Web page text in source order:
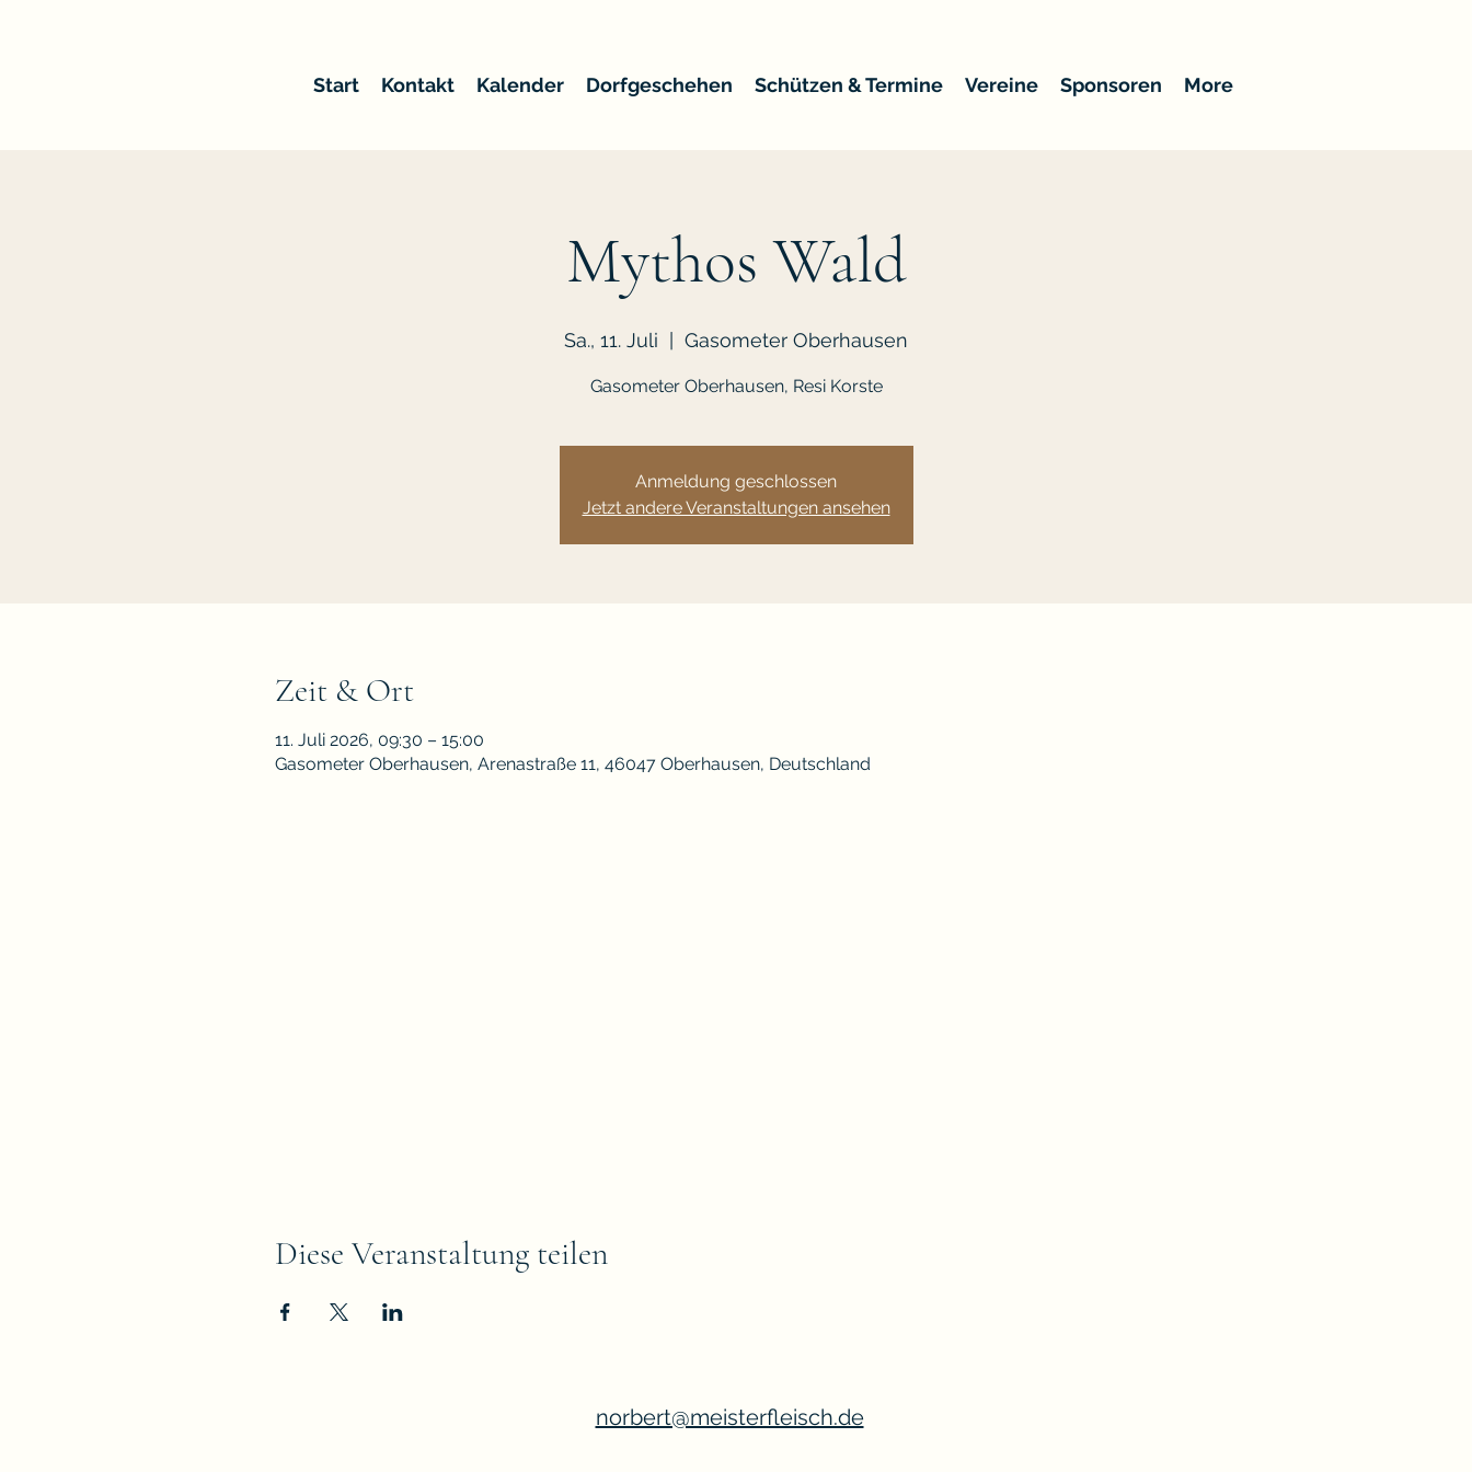
Start Kontakt Kalender Dorfgeschehen Schützen & Termine Vereine Sponsoren More
Mythos Wald
Sa., 11. Juli Gasometer Oberhausen
Gasometer Oberhausen, Resi Korste
Anmeldung geschlossen
Jetzt andere Veranstaltungen ansehen
Zeit & Ort
11. Juli 2026, 09:30 – 15:00
Gasometer Oberhausen, Arenastraße 11, 46047 Oberhausen, Deutschland
Diese Veranstaltung teilen
norbert@meisterfleisch.de